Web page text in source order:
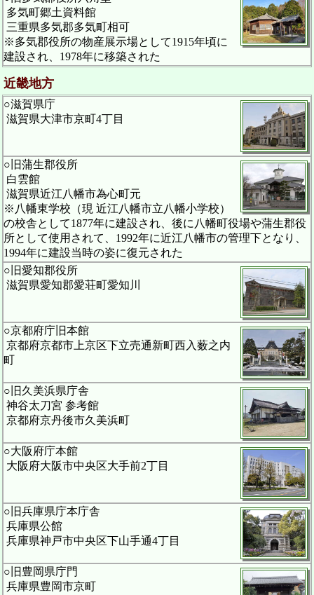
多気町郷土資料館
三重県多気郡多気町相可
※多気郡役所の物産展示場として1915年頃に
建設され、1978年に移築された
近畿地方
○滋賀県庁
滋賀県大津市京町4丁目
○旧蒲生郡役所
白雲館
滋賀県近江八幡市為心町元
※八幡東学校（現 近江八幡市立八幡小学校）
の校舎として1877年に建設され、後に八幡町役場や蒲生郡役
所として使用されて、1992年に近江八幡市の管理下となり、
1994年に建設当時の姿に復元された
○旧愛知郡役所
滋賀県愛知郡愛荘町愛知川
○京都府庁旧本館
京都府京都市上京区下立売通新町西入薮之内
町
○旧久美浜県庁舎
神谷太刀宮 参考館
京都府京丹後市久美浜町
○大阪府庁本館
大阪府大阪市中央区大手前2丁目
○旧兵庫県庁本庁舎
兵庫県公館
兵庫県神戸市中央区下山手通4丁目
○旧豊岡県庁門
兵庫県豊岡市京町